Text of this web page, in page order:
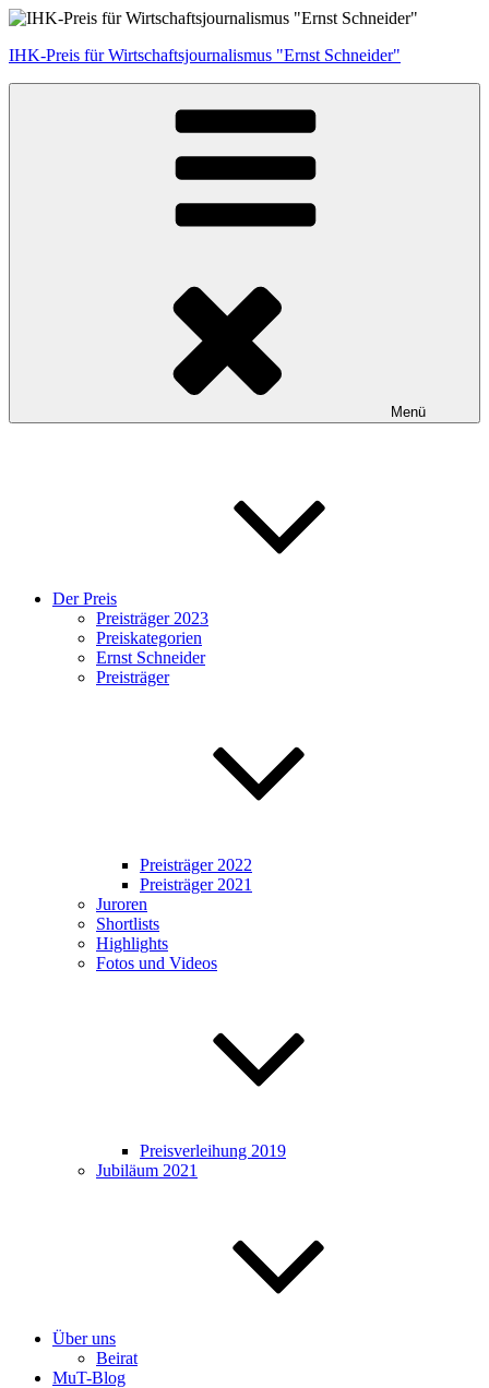
Zum
springen
IHK-Preis für Wirtschaftsjournalismus "Ernst Schneider"
Menü
Der Preis
Preisträger 2023
Preiskategorien
Ernst Schneider
Preisträger
Preisträger 2022
Preisträger 2021
Juroren
Shortlists
Highlights
Fotos und Videos
Preisverleihung 2019
Jubiläum 2021
Über uns
Beirat
MuT-Blog